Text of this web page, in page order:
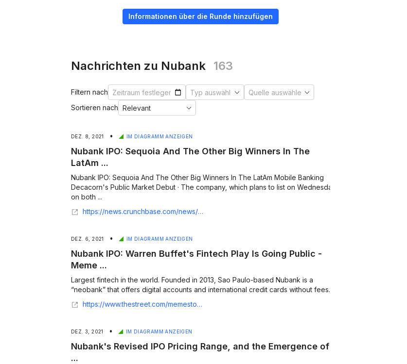
Informationen über die Runde hinzufügen
Nachrichten zu Nubank 163
Filtern nach
Sortieren nach
DEZ. 8, 2021 • IM DIAGRAMM ANZEIGEN
Nubank IPO: Sequoia And The Other Big Winners In The
LatAm ...
Nubank IPO: Sequoia And The Other Big Winners In The LatAm Mobile Banking
Decacorn's Public Market Debut · The company, which plans to list on Wednesday
on both ...
https://news.crunchbase.com/news/nubank-ipo-sequoia-decacorn-latam-fintech/
DEZ. 6, 2021 • IM DIAGRAMM ANZEIGEN
Nubank IPO: Warren Buffet's Fintech Play Is Going Public -
Meme ...
Largest fintech in the world. Founded in 2013, Sao Paulo-based Nubank is a
“neobank” that offers digital accounts and international credit cards without fees....
https://www.thestreet.com/memestocks/reddit-trends/nubank-ipo-warren-buffets-fintech-play-is-going-public
DEZ. 3, 2021 • IM DIAGRAMM ANZEIGEN
Nubank's Revised IPO Pricing Range, and the Emergence of
...